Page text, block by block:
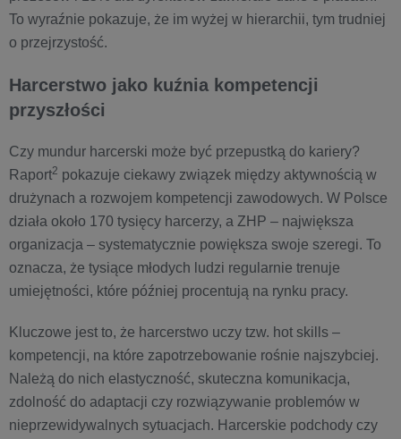
To wyraźnie pokazuje, że im wyżej w hierarchii, tym trudniej
o przejrzystość.
Harcerstwo jako kuźnia kompetencji
przyszłości
Czy mundur harcerski może być przepustką do kariery?
Raport2 pokazuje ciekawy związek między aktywnością w
drużynach a rozwojem kompetencji zawodowych. W Polsce
działa około 170 tysięcy harcerzy, a ZHP – największa
organizacja – systematycznie powiększa swoje szeregi. To
oznacza, że tysiące młodych ludzi regularnie trenuje
umiejętności, które później procentują na rynku pracy.
Kluczowe jest to, że harcerstwo uczy tzw. hot skills –
kompetencji, na które zapotrzebowanie rośnie najszybciej.
Należą do nich elastyczność, skuteczna komunikacja,
zdolność do adaptacji czy rozwiązywanie problemów w
nieprzewidywalnych sytuacjach. Harcerskie podchody czy